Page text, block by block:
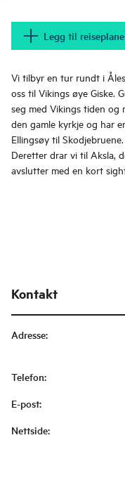
Legg til
Vi tilbyr en tur rundt i
oss til Vikings øye Giske.
seg med Vikings tiden og
den gamle kyrkje og har
Ellingsøy til
Deretter drar vi til Aksla,
avslutter med en kort
Kontakt
Adresse:
Telefon:
E-post:
Nettside: